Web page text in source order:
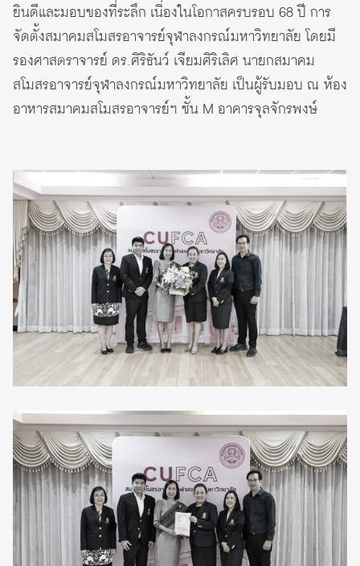
ยินดีและมอบของที่ระลึก เนื่องในโอกาสครบรอบ 68 ปี การ
จัดตั้งสมาคมสโมสรอาจารย์จุฬาลงกรณ์มหาวิทยาลัย โดยมี
รองศาสตราจารย์ ดร.ศิริธันว์ เจียมศิริเลิศ นายกสมาคม
สโมสรอาจารย์จุฬาลงกรณ์มหาวิทยาลัย เป็นผู้รับมอบ ณ ห้อง
อาหารสมาคมสโมสรอาจารย์ฯ ชั้น M อาคารจุลจักรพงษ์